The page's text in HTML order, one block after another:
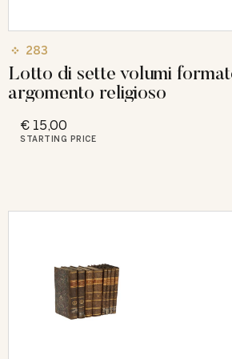
283
Lotto di sette volumi
argomento religioso
€ 15,00
STARTING PRICE